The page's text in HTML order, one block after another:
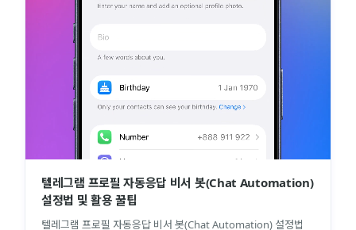
텔레그램 프로필 자동응답 비서 봇(Chat Automation)
설정법 및 활용 꿀팁
텔레그램 프로필 자동응답 비서 봇(Chat Automation) 설정법